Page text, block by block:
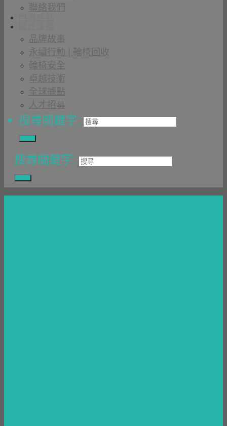
聯絡我們
品牌故事
永續行動 | 輪椅回收
輪椅安全
卓越技術
全球據點
人才招募
搜尋關鍵字:
搜尋關鍵字: